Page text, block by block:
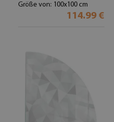
Größe von: 100x100 cm
114.99 €